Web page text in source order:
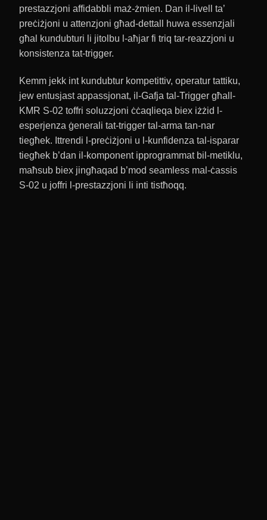
prestazzjoni affidabbli maż-żmien. Dan il-livell ta’
preċiżjoni u attenzjoni għad-dettall huwa essenzjali
għal kundubturi li jitolbu l-aħjar fi triq tar-reazzjoni u
konsistenza tat-trigger.
Kemm jekk int kundubtur kompetittiv, operatur tattiku,
jew entusjast appassjonat, il-Gafja tal-Trigger għall-
KMR S-02 toffri soluzzjoni ċċaqlieqa biex iżżid l-
esperjenza ġenerali tat-trigger tal-arma tan-nar
tiegħek. Ittrendi l-preċiżjoni u l-kunfidenza tal-isparar
tiegħek b’dan il-komponent ipprogrammat bil-metiklu,
maħsub biex jingħaqad b’mod seamless mal-ċassis
S-02 u joffri l-prestazzjoni li inti tistħoqq.